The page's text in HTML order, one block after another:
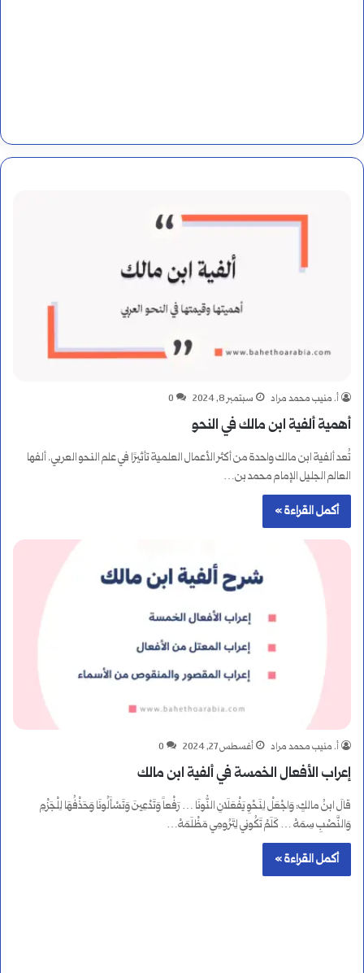
أ. منيب محمد مراد سبتمبر 8, 2024 0
أهمية ألفية ابن مالك في النحو
تُعد ألفية ابن مالك واحدة من أكثر الأعمال العلمية تأثيرًا في علم النحو العربي. ألفها
العالم الجليل الإمام محمد بن…
أكمل القراءة »
أ. منيب محمد مراد أغسطس 27, 2024 0
إعراب الأفعال الخمسة في ألفية ابن مالك
قالَ ابنُ مالكٍ: وَاجْعَلْ لِنَحْوِ يَفْعَلَانِ النُّونَا … رَفْعاً وَتَدْعِينَ وَتَسْأَلُونَا وَحَذْفُهَا لِلْجَزْمِ
وَالنَّصْبِ سِمَهْ … كَلَمْ تَكُونِي لِتَرُومِي مَظْلَمَهْ…
أكمل القراءة »